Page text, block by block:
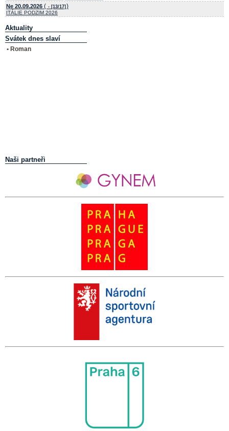
Ne 20.09.2026 ( - [13/17] )
ITÁLIE PODZIM 2026
Aktuality
Svátek dnes slaví
• Roman
Naši partneři